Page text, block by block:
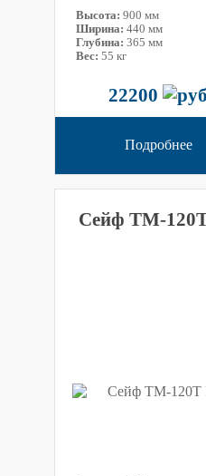
Высота: 900 мм
Ширина: 440 мм
Глубина: 365 мм
Вес: 55 кг
22200
Подробнее
Сейф ТМ-